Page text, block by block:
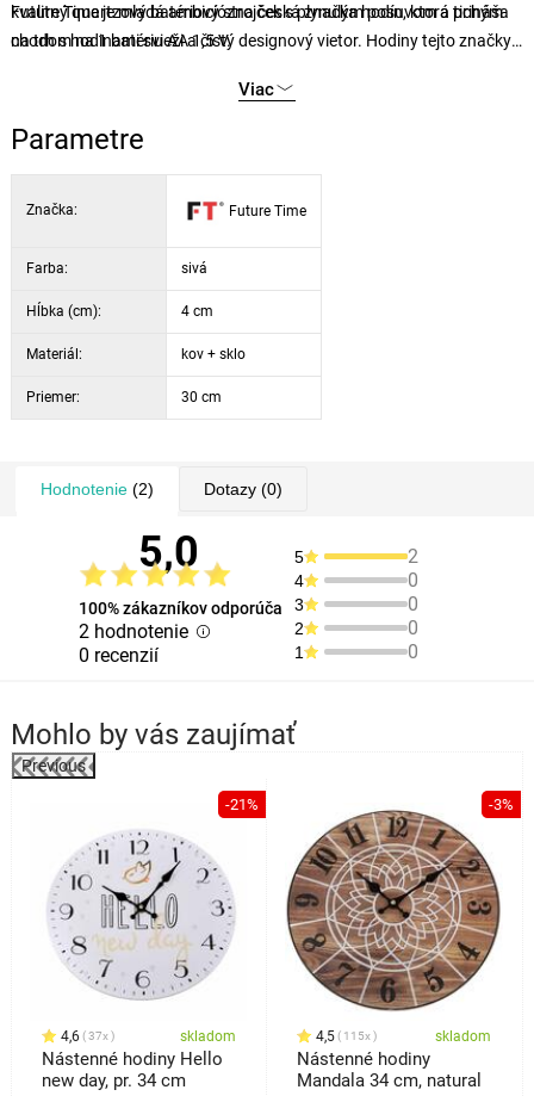
kvalitný quartzový batériový strojček s plynulým posuvom a tichým
chodom na 1 batériu AA 1,5 V.
Future Time je mladá ambiciózna česká značka hodín, ktorá prináša
na trh s hodinami svieži a čistý designový vietor. Hodiny tejto značky
quartzovým batériovými strojčekmi s plynulým tichým chodom.
Hodiny Future Time sú vďaka svojim nadčasovým univerzálnym
dizajnom a kvalitným lakovaným obalom veľmi obľúbené aj ako trvalé
Viac
Parametre
Značka: Future Time
Farba: sivá
Hĺbka (cm): 4 cm
Materiál: kov + sklo
Priemer: 30 cm
Hodnotenie(2) Dotazy(0)
5,0
100% zákazníkov odporúča
2 hodnotenie
0 recenzií
5 2
4 0
3 0
2 0
1 0
Mohlo by vás zaujímať
Previous
-21%
4,6 37x skladom
Nástenné hodiny Hello
new day, pr. 34 cm
-3%
4,5 115x skladom
Nástenné hodiny
Mandala 34 cm, natural